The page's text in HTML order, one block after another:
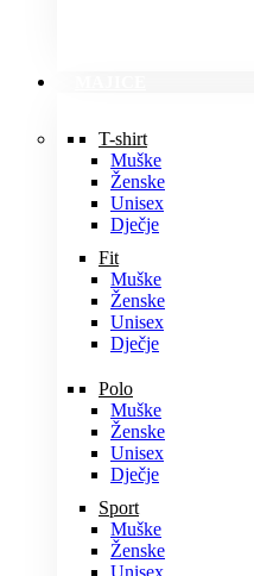
T-shirt
Muške
Ženske
Unisex
Dječje
Fit
Muške
Ženske
Unisex
Dječje
Polo
Muške
Ženske
Unisex
Dječje
Sport
Muške
Ženske
Unisex